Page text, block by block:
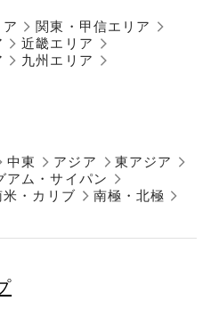
関東・甲信エリア
近畿エリア
九州エリア
中東 アジア
東アジア
アム・サイパン
米・カリブ 南極・北極